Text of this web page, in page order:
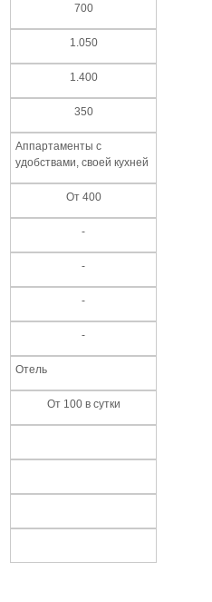
700
1.050
1.400
350
Аппартаменты с
удобствами, своей кухней
От 400
-
-
-
-
Отель
От 100 в сутки